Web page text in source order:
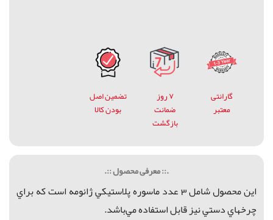
گارانتی
معتبر
۷ روز
ضمانت
بازگشت
تضمین اصل
بودن کالا
.:: معرفی محصول ::.
اين محصول شامل 3 عدد ماسوره پلاستيكي ژانومه است كه براي
چرخهاي دستي نيزقابل استفادهمي‌باشد.